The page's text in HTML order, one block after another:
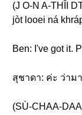
(J O-N A-THÎI
jòt looei ná
Ben: I've got it.
สุชาดา: ค่ะ ว่ามา
(SÙ-CHAA-